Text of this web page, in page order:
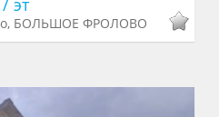
эт
БОЛЬШОЕ ФРОЛОВО